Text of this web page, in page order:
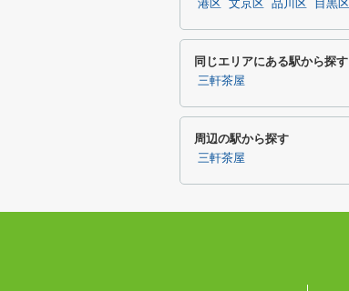
港区 文京区 品川区 目黒区
同じエリアにある駅から探す
三軒茶屋
周辺の駅から探す
三軒茶屋